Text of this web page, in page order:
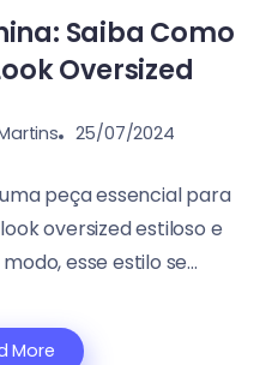
Saiba Como
Oversized
25/07/2024
peça essencial para
oversized estiloso e
esse estilo se...
More